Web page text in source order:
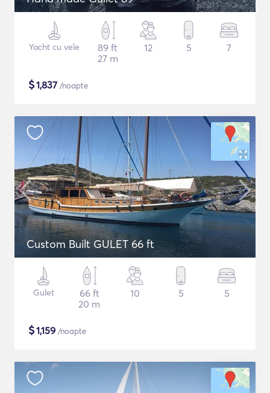
Yacht cu vele
89 ft
27 m
12 5 7
$1,837 /noapte
Custom Built GULET 66 ft
Gulet
66 ft
20 m
10 5 5
$1,159 /noapte